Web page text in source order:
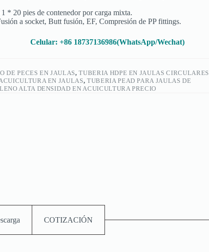
* 20 pies de contenedor por carga mixta.
a socket, Butt fusión, EF, Compresión de PP fittings.
Celular: +86 18737136986(WhatsApp/Wechat)
DE PECES EN JAULAS,TUBERIA HDPE EN JAULAS CIRCULARES
EN JAULAS,TUBERIA PEAD PARA JAULAS DE
ALTA DENSIDAD EN ACUICULTURA PRECIO
COTIZACIÓN